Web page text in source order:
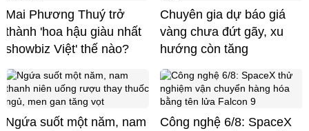
Mai Phương Thuý trở
thành 'hoa hậu giàu nhất
showbiz Việt' thế nào?
Chuyên gia dự báo giá
vàng chưa đứt gãy, xu
hướng còn tăng
Ngứa suốt một năm, nam
Công nghệ 6/8: SpaceX